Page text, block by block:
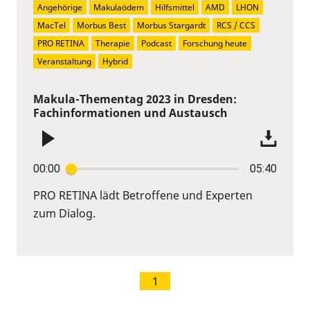
Makula-Thementag 2023 in Dresden:
Fachinformationen und Austausch
00:00 05:40
PRO RETINA lädt Betroffene und Experten
zum Dialog.
Angehörige Makulaödem Hilfsmittel AMD
LHON
MacTel
Morbus Best Morbus Stargardt
RCS / CCS
PRO RETINA
Therapie Podcast
Forschung heute
Veranstaltung
Hybrid
1